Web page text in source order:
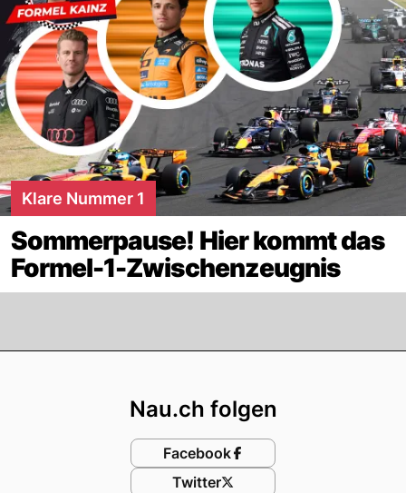
Klare Nummer 1
Sommerpause! Hier kommt das
Formel-1-Zwischenzeugnis
Nau.ch folgen
Facebook
Twitter